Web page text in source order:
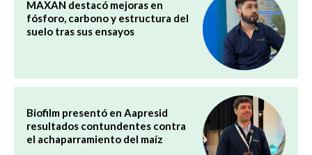
MAXAN destacó mejoras en
fósforo, carbono y estructura del
suelo tras sus ensayos
Biofilm presentó en Aapresid
resultados contundentes contra
el achaparramiento del maíz